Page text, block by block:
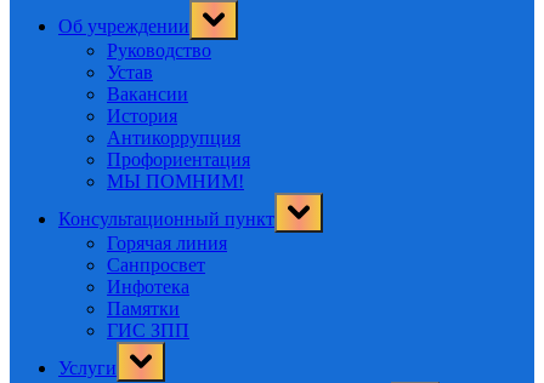
Об учреждении
Toggle
sub-
menu
Руководство
Устав
Вакансии
История
Антикоррупция
Профориентация
МЫ ПОМНИМ!
Консультационный пункт
Toggle
sub-
Горячая линия
Санпросвет
Инфотека
Памятки
ГИС ЗПП
Услуги
Toggle
sub-